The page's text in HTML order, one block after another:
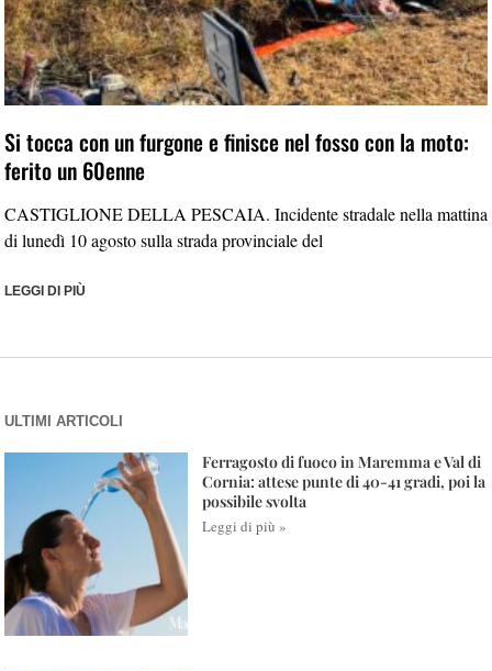
Si tocca con un furgone e finisce nel fosso con la moto:
ferito un 60enne
CASTIGLIONE DELLA PESCAIA. Incidente stradale nella mattina
di lunedì 10 agosto sulla strada provinciale del
LEGGI DI PIÙ
ULTIMI ARTICOLI
Ferragosto di fuoco in Maremma e Val di
Cornia: attese punte di 40-41 gradi, poi la
possibile svolta
Leggi di più »